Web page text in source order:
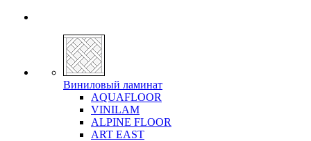
Виниловый ламинат
AQUAFLOOR
VINILAM
ALPINE FLOOR
ART EAST